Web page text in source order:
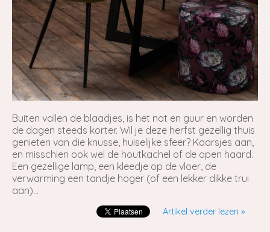
Buiten vallen de blaadjes, is het nat en guur en worden
de dagen steeds korter. Wil je deze herfst gezellig thuis
genieten van die knusse, huiselijke sfeer? Kaarsjes aan,
en misschien ook wel de houtkachel of de open haard.
Een gezellige lamp, een kleedje op de vloer, de
verwarming een tandje hoger (of een lekker dikke trui
aan)…
Artikel verder lezen »